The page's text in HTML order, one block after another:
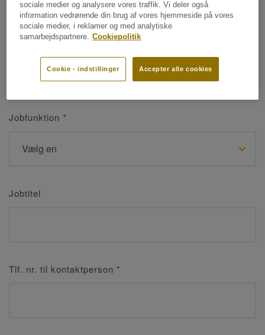
Efternavn*
Jobfunktion *
Jobtitel
Tlf. nr. til kontaktperson *
sociale medier og analysere vores traffik. Vi deler også
information vedrørende din brug af vores hjemmeside på vores
sociale medier, i reklamer og med analytiske
samarbejdspartnere. Cookiepolitik
Accepter alle cookies
Cookie - indstillinger